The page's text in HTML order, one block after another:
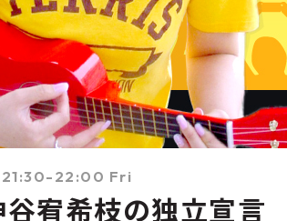
21:30-22:00 Fri
谷宥希枝の独立宣言